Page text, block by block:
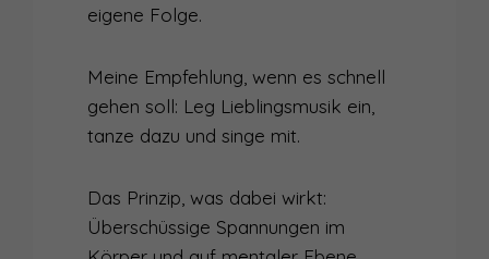
eigene Folge.
Meine Empfehlung, wenn es schnell
gehen soll: Leg Lieblingsmusik ein,
tanze dazu und singe mit.
Das Prinzip, was dabei wirkt:
Überschüssige Spannungen im